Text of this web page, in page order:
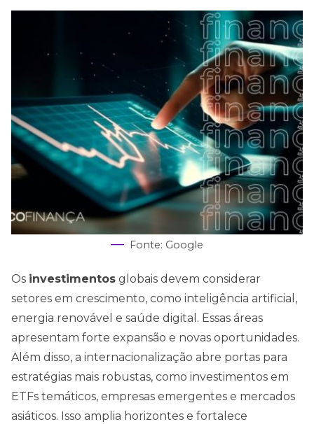
Fonte: Google
Os investimentos globais devem considerar
setores em crescimento, como inteligência artificial,
energia renovável e saúde digital. Essas áreas
apresentam forte expansão e novas oportunidades.
Além disso, a internacionalização abre portas para
estratégias mais robustas, como investimentos em
ETFs temáticos, empresas emergentes e mercados
asiáticos. Isso amplia horizontes e fortalece